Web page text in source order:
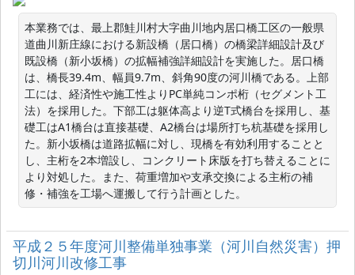
本業務では、最上郡鮭川村大字曲川地内居口橋工区の一般県
道曲川新庄線における新設橋（居口橋）の橋梁詳細設計及び
既設橋（新小坂橋）の拡幅補強詳細設計を実施した。居口橋
は、橋長39.4m、幅員9.7m、斜角90度の河川橋である。上部
工には、経済性や施工性よりPC単純コンポ桁（セグメント工
法）を採用した。下部工は躯体高より逆T式橋台を採用し、基
礎工はA1橋台は直接基礎、A2橋台は場所打ち杭基礎を採用し
た。新小坂橋は道路拡幅に対し、現橋を有効利用することと
し、主桁を2本増設し、コンクリート床版を打ち替えることに
より対処した。また、荷重増加や支承交換による主桁の補
修・補強を工場へ運搬して行う計画とした。
平成２５年度河川整備単独事業（河川自然災害）押
切川河川改修工事